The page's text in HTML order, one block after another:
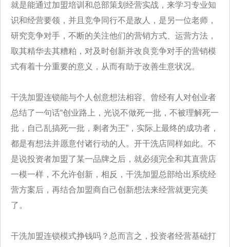
就是能通过加盟培训和总部策划经营实战，来学习专业知
识和经营要领，并且竞争同行不是敌人，是另一位老师，
研究竞争对手，不断的关注他们的营销方式、运营方法，
取其精华去其糟粕，对及时创新并改良竞争对手的营销模
式有着十分重要的意义，从而有助于改善生意状况。
干洗加盟连锁能与个人创意想法相容。 曾经有人对创业者
总结了一句话“创业路上，光说不做死一批，不被理解死一
批，自己乱搞死一批，剩者为王”，实际上最终的成功者，
都是有想法并愿意付诸行动的人。开干洗店同样如此。不
是说投资者加盟了某一品牌之后，就必须完全和其直营店
一模一样，不允许创新，相反，干洗加盟总部给出系统经
营方案后，再结合加盟商自己创新想法来经营就更完美
了。
干洗加盟连锁模式挣钱吗？总而言之，投资者经营基础打